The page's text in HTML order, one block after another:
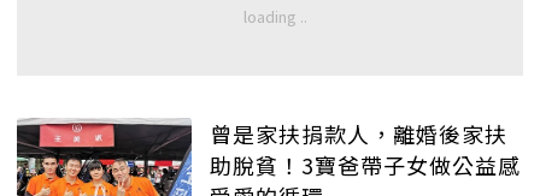
曾是家扶捐款人，離婚後家扶
助脫貧！3寶爸帶子女做公益感